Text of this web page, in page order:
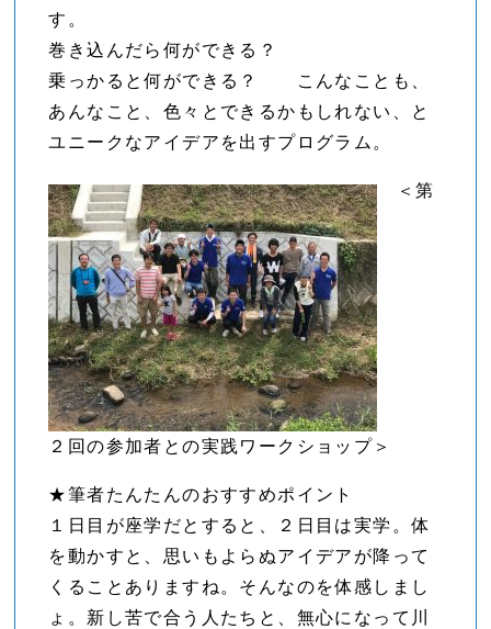
す。
巻き込んだら何ができる？
乗っかると何ができる？ こんなことも、
あんなこと、色々とできるかもしれない、と
ユニークなアイデアを出すプログラム。
＜第
２回の参加者との実践ワークショップ＞
★筆者たんたんのおすすめポイント
１日目が座学だとすると、２日目は実学。体
を動かすと、思いもよらぬアイデアが降って
くることありますね。そんなのを体感しまし
ょ。新し苦で合う人たちと、無心になって川